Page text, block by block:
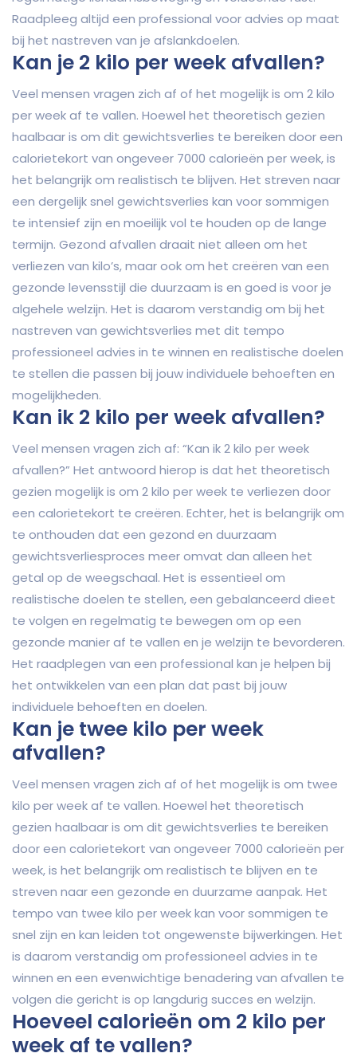
Raadpleeg altijd een professional voor advies op maat
bij het nastreven van je afslankdoelen.
Kan je 2 kilo per week afvallen?
Veel mensen vragen zich af of het mogelijk is om 2 kilo
per week af te vallen. Hoewel het theoretisch gezien
haalbaar is om dit gewichtsverlies te bereiken door een
calorietekort van ongeveer 7000 calorieën per week, is
het belangrijk om realistisch te blijven. Het streven naar
een dergelijk snel gewichtsverlies kan voor sommigen
te intensief zijn en moeilijk vol te houden op de lange
termijn. Gezond afvallen draait niet alleen om het
verliezen van kilo’s, maar ook om het creëren van een
gezonde levensstijl die duurzaam is en goed is voor je
algehele welzijn. Het is daarom verstandig om bij het
nastreven van gewichtsverlies met dit tempo
professioneel advies in te winnen en realistische doelen
te stellen die passen bij jouw individuele behoeften en
mogelijkheden.
Kan ik 2 kilo per week afvallen?
Veel mensen vragen zich af: “Kan ik 2 kilo per week
afvallen?” Het antwoord hierop is dat het theoretisch
gezien mogelijk is om 2 kilo per week te verliezen door
een calorietekort te creëren. Echter, het is belangrijk om
te onthouden dat een gezond en duurzaam
gewichtsverliesproces meer omvat dan alleen het
getal op de weegschaal. Het is essentieel om
realistische doelen te stellen, een gebalanceerd dieet
te volgen en regelmatig te bewegen om op een
gezonde manier af te vallen en je welzijn te bevorderen.
Het raadplegen van een professional kan je helpen bij
het ontwikkelen van een plan dat past bij jouw
individuele behoeften en doelen.
Kan je twee kilo per week
afvallen?
Veel mensen vragen zich af of het mogelijk is om twee
kilo per week af te vallen. Hoewel het theoretisch
gezien haalbaar is om dit gewichtsverlies te bereiken
door een calorietekort van ongeveer 7000 calorieën per
week, is het belangrijk om realistisch te blijven en te
streven naar een gezonde en duurzame aanpak. Het
tempo van twee kilo per week kan voor sommigen te
snel zijn en kan leiden tot ongewenste bijwerkingen. Het
is daarom verstandig om professioneel advies in te
winnen en een evenwichtige benadering van afvallen te
volgen die gericht is op langdurig succes en welzijn.
Hoeveel calorieën om 2 kilo per
week af te vallen?